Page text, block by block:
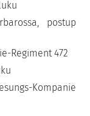
postup
Regiment 472
Kompanie